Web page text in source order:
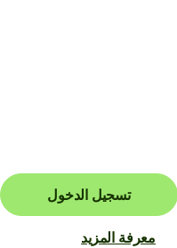
تسجيل الدخول
معرفة المزيد